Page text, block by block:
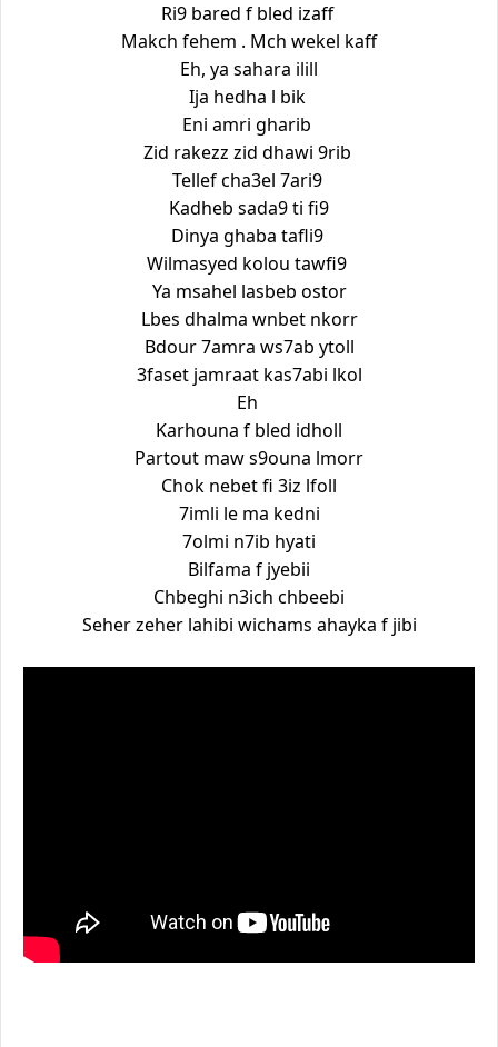
Ri9 bared f bled izaff
Makch fehem . Mch wekel kaff
Eh, ya sahara ilill
Ija hedha l bik
Eni amri gharib
Zid rakezz zid dhawi 9rib
Tellef cha3el 7ari9
Kadheb sada9 ti fi9
Dinya ghaba tafli9
Wilmasyed kolou tawfi9
Ya msahel lasbeb ostor
Lbes dhalma wnbet nkorr
Bdour 7amra ws7ab ytoll
3faset jamraat kas7abi lkol
Eh
Karhouna f bled idholl
Partout maw s9ouna lmorr
Chok nebet fi 3iz lfoll
7imli le ma kedni
7olmi n7ib hyati
Bilfama f jyebii
Chbeghi n3ich chbeebi
Seher zeher lahibi wichams ahayka f jibi